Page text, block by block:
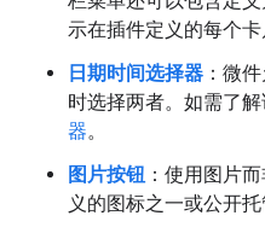
示在插件定义的每个卡
日期时间选择器 ：微
时选择两者。如需了
器。
图片按钮 ：使用图片
义的图标之一或公开托